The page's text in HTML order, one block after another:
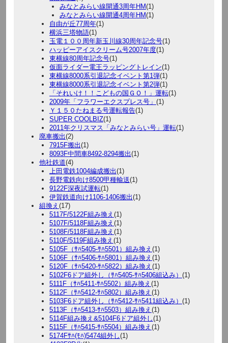
みなとみらい線開通3周年HM(1)
みなとみらい線開通4周年HM(1)
自由が丘77周年(1)
横浜三塔物語(1)
玉電１００周年新玉川線30周年記念号(1)
ハッピーアイスクリーム号2007年度(1)
東横線80周年記念号(1)
仮面ライダー電王ラッピングトレイン(1)
東横線8000系引退記念イベント第1弾(1)
東横線8000系引退記念イベント第2弾(1)
「それいけ！！こどもの国ＧＯ！」運転(1)
2009年「フラワーエクスプレス号」 (1)
Ｙ１５０たねまる号運転報告(1)
SUPER COOLBIZ(1)
2011年クリスマス「みなとみらい号」運転(1)
廃車搬出(2)
7915F搬出(1)
8093F中間車8492-8294搬出(1)
他社鉄道(4)
上田電鉄1004編成搬出(1)
長野電鉄向け8500甲種輸送(1)
9122F深夜試運転(1)
伊賀鉄道向け1106-1406搬出(1)
組換え (17)
5117F/5122F組み換え (1)
5107F/5118F組み換え (1)
5108F/5118F組み換え (1)
5110F/5119F組み換え (1)
5105F（ｻﾊ5405-ｻﾊ5501）組み換え (1)
5106F（ｻﾊ5406-ｻﾊ5801）組み換え (1)
5120F（ｻﾊ5420-ｻﾊ5822）組み換え (1)
5102F6ドア組外し（ｻﾊ5405-ｻﾊ5406組込み） (1)
5111F（ｻﾊ5411-ｻﾊ5502）組み換え (1)
5112F（ｻﾊ5412-ｻﾊ5802）組み換え (1)
5103F6ドア組外し（ｻﾊ5412-ｻﾊ5411組込み） (1)
5113F（ｻﾊ5413-ｻﾊ5503）組み換え (1)
5114F組み換え&5104F6ドア組外し(1)
5115F（ｻﾊ5415-ｻﾊ5504）組み換え (1)
5174Fｻﾊ(ﾓﾊ)5474組外し(1)